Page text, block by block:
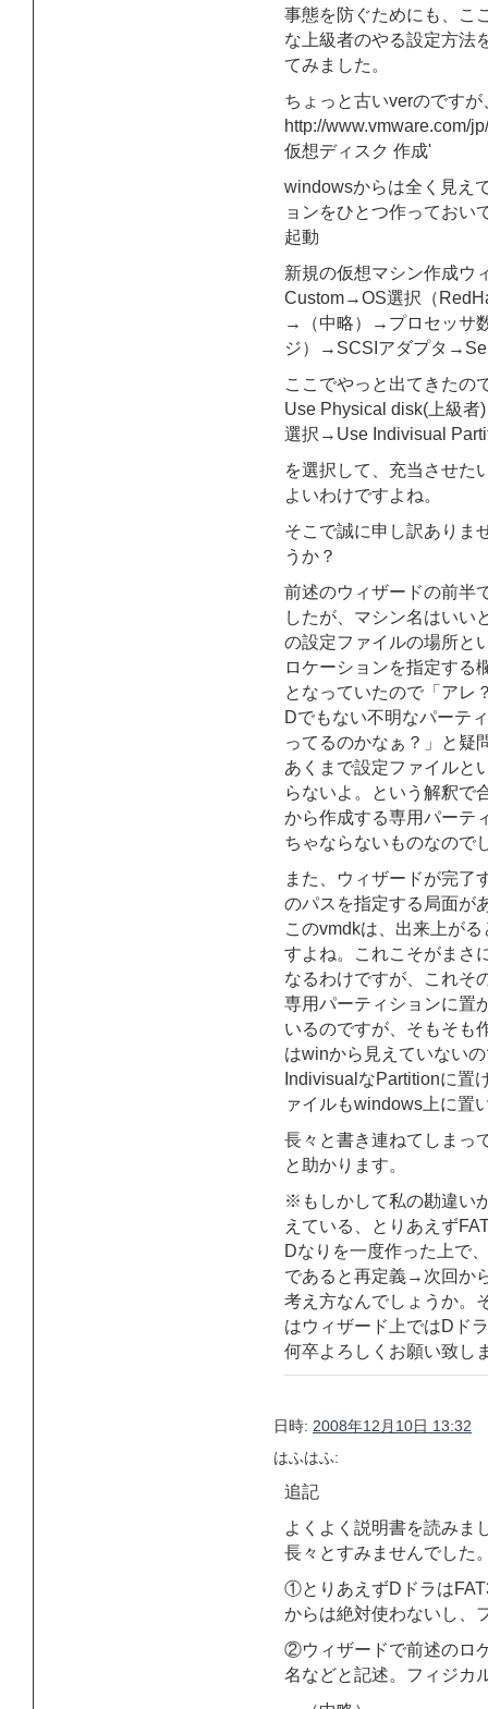
事態を防ぐためにも、こ
な上級者のやる設定方法
てみました。
ちょっと古いverのです
http://www.vmware.com/
仮想ディスク 作成'
windowsからは全く見え
ョンをひとつ作っておい
起動
新規の仮想マシン作成ウ
Custom→OS選択（
→（中略）→プロセッサ
ジ）→SCSIアダプタ
ここでやっと出てきたの
Use Physical disk(上級者
選択→Use Indivisual
を選択して、充当させた
よいわけですよね。
そこで誠に申し訳ありま
うか？
前述のウィザードの前半
したが、マシン名はいい
の設定ファイルの場所と
ロケーションを指定する
となっていたので「アレ
Dでもない不明なパーテ
ってるのかなぁ？」と疑
あくまで設定ファイルと
らないよ。という解釈で
から作成する専用パーテ
ちゃならないものなので
また、ウィザードが完了
のパスを指定する局面が
このvmdkは、出来上が
すよね。これこそがまさ
なるわけですが、これそ
専用パーティションに置
いるのですが、そもそも
はwinから見えていない
IndivisualなPartitionに置
ァイルもwindows上に置
長々と書き連ねてしまっ
と助かります。
※もしかして私の勘違い
えている、とりあえず
Dなりを一度作った上で
であると再定義→次回か
考え方なんでしょうか。
はウィザード上ではDド
何卒よろしくお願い致し
日時: 2008年12月10日 13:32
はふはふ:
追記
よくよく説明書を読みま
長々とすみませんでした
①とりあえずDドラは
からは絶対使わないし、
②ウィザードで前述のロ
名などと記述。フィジカ